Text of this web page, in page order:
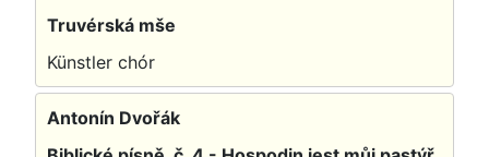
Truvérská mše
Künstler chór
Antonín Dvořák